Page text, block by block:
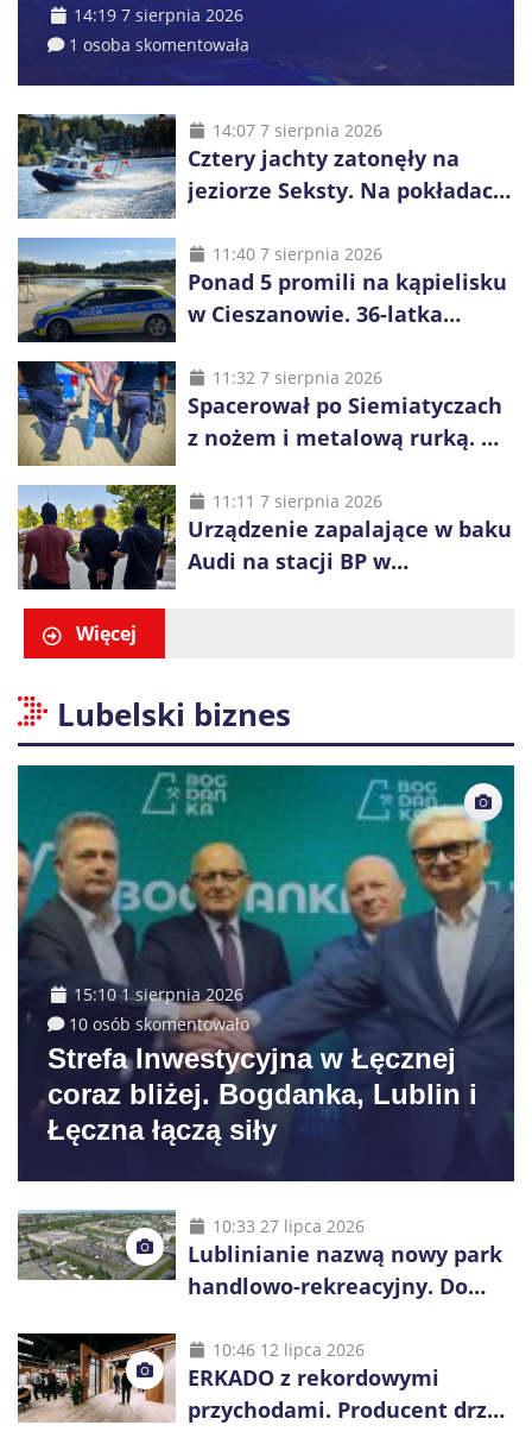
14:19 7 sierpnia 2026
1 osoba skomentowała
14:07 7 sierpnia 2026
Cztery jachty zatonęły na
jeziorze Seksty. Na pokładach
małoletnich
11:40 7 sierpnia 2026
Ponad 5 promili na kąpielisku
w Cieszanowie. 36-latka
z wody
11:32 7 sierpnia 2026
Spacerował po Siemiatyczach
z nożem i metalową rurką. W
alkohol i perfumy
11:11 7 sierpnia 2026
Urządzenie zapalające w baku
Audi na stacji BP w
Więcej
Lubelski biznes
15:10 1 sierpnia 2026
10 osób skomentowało
Strefa Inwestycyjna w Łęcznej
coraz bliżej. Bogdanka, Lublin i
Łęczna łączą siły
10:33 27 lipca 2026
Lublinianie nazwą nowy park
handlowo-rekreacyjny. Do
10:46 12 lipca 2026
ERKADO z rekordowymi
przychodami. Producent drzwi